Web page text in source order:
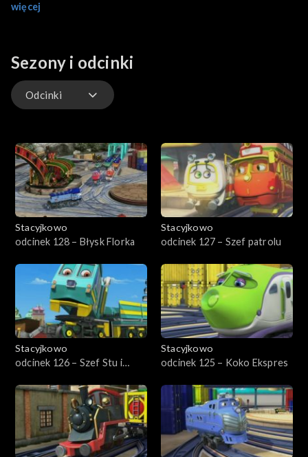
więcej
Sezony i odcinki
Odcinki
Stacyjkowo
odcinek 128 – Błysk Florka
Stacyjkowo
odcinek 127 – Szef patrolu
Stacyjkowo
odcinek 126 – Szef Stu i
Stacyjkowo
odcinek 125 – Koko Ekspres